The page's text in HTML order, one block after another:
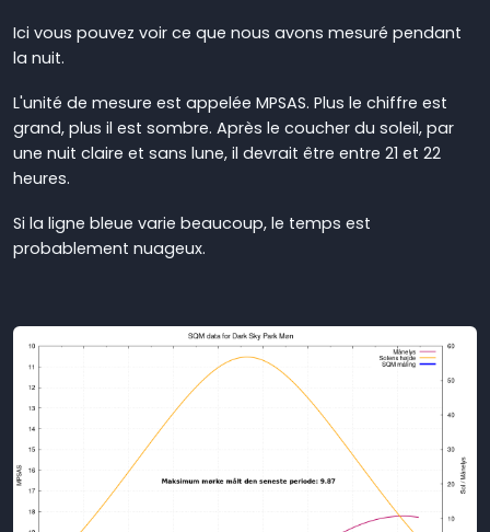
Ici vous pouvez voir ce que nous avons mesuré pendant
la nuit.
L'unité de mesure est appelée MPSAS. Plus le chiffre est
grand, plus il est sombre. Après le coucher du soleil, par
une nuit claire et sans lune, il devrait être entre 21 et 22
heures.
Si la ligne bleue varie beaucoup, le temps est
probablement nuageux.